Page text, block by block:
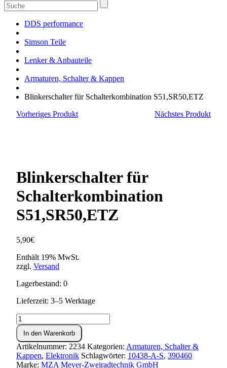
nach:
DDS performance
Simson Teile
Lenker & Anbauteile
Armaturen, Schalter & Kappen
Blinkerschalter für Schalterkombination S51,SR50,ETZ
Vorheriges Produkt
Nächstes Produkt
Blinkerschalter für
Schalterkombination
S51,SR50,ETZ
5,90€
Enthält 19% MwSt.
zzgl. Versand
Lagerbestand: 0
Lieferzeit: 3–5 Werktage
Blinkerschalter
für
Schalterkombination
S51,SR50,ETZ
Menge
In den Warenkorb
Artikelnummer: 2234 Kategorien: Armaturen, Schalter &
Kappen, Elektronik Schlagwörter: 10438-A-S, 390460
Marke: MZA Meyer-Zweiradtechnik GmbH